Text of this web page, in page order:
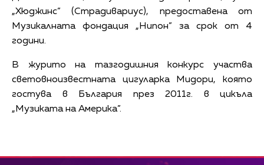
„Хюджинс” (Страдивариус), предоставена от
Музикалната фондация „Нипон” за срок от 4
години.
В журито на тазгодишния конкурс участва
световноизвестната цигуларка Мидори, която
гостува в България през 2011г. в цикъла
„Музиката на Америка”.